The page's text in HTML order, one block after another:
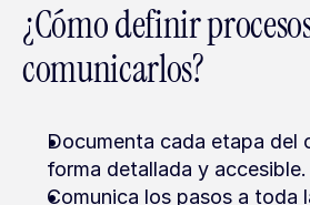
¿Cómo definir
comunicarlos?
Documenta cada etapa del
forma detallada y accesible.
Comunica los pasos a toda